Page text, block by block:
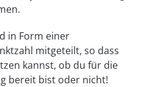
in Form einer
mitgeteilt, so dass
kannst, ob du für die
bereit bist oder nicht!